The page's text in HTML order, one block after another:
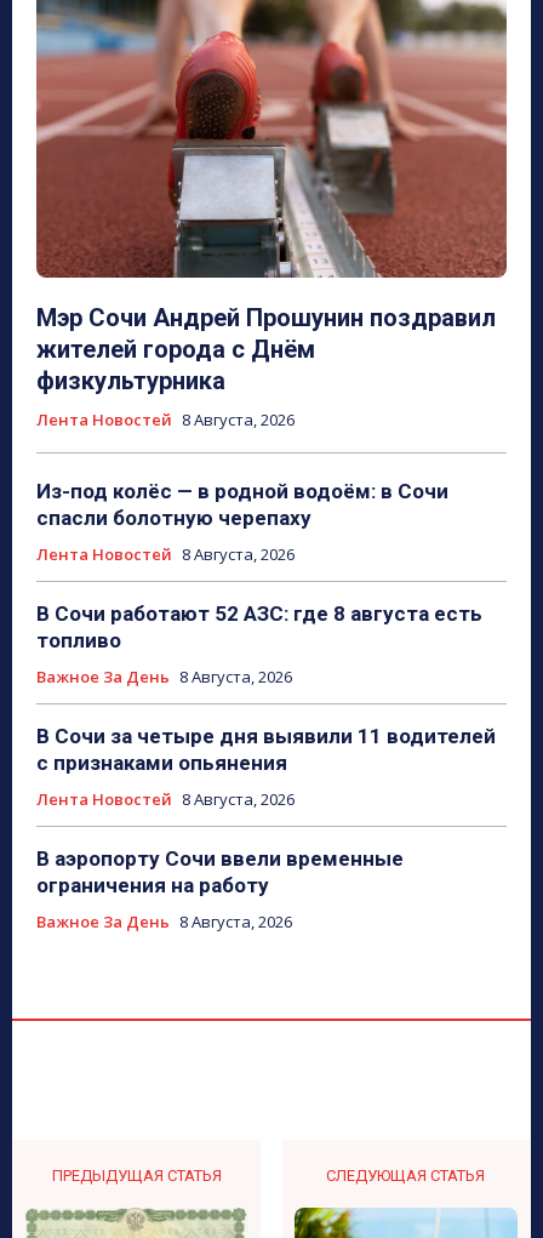
Мэр Сочи Андрей Прошунин поздравил
жителей города с Днём
физкультурника
Лента Новостей 8 Августа, 2026
Из-под колёс — в родной водоём: в Сочи
спасли болотную черепаху
Лента Новостей 8 Августа, 2026
В Сочи работают 52 АЗС: где 8 августа есть
топливо
Важное За День 8 Августа, 2026
В Сочи за четыре дня выявили 11 водителей
с признаками опьянения
Лента Новостей 8 Августа, 2026
В аэропорту Сочи ввели временные
ограничения на работу
Важное За День 8 Августа, 2026
ПРЕДЫДУЩАЯ СТАТЬЯ СЛЕДУЮЩАЯ СТАТЬЯ